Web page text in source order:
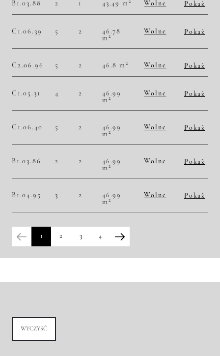
B1.03.88 2 1 43.49 m 2 Wolne
Pokaż
C1.06.39 5 2
46.78
m 2
Wolne
Pokaż
C2.06.96 5 2 46.8 m 2 Wolne
Pokaż
C1.05.31 4 2
46.99
m 2
Wolne
Pokaż
C1.06.40 5 2
46.99
m 2
Wolne
Pokaż
B1.03.86 2 2
46.99
m 2
Wolne
Pokaż
B1.04.95 3 2
46.99
m 2
Wolne
Pokaż
1 2 3 4
WYCZYŚĆ